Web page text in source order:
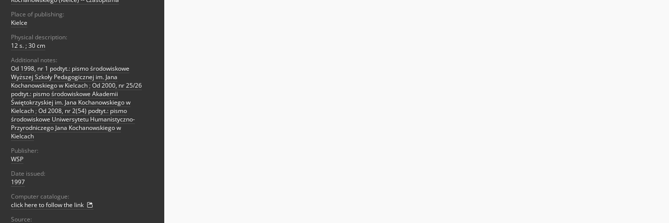
Place of publishing:
Kielce
Physical description:
12 s. ; 30 cm
Additional notes:
Od 1998, nr 1 podtyt.: pismo środowiskowe
Wyższej Szkoły Pedagogicznej im. Jana
Kochanowskiego w Kielcach ; Od 2000, nr 25/26
podtyt.: pismo środowiskowe Akademii
Świętokrzyskiej im. Jana Kochanowskiego w
Kielcach ; Od 2008, nr 2(54) podtyt.: pismo
środowiskowe Uniwersytetu Humanistyczno-
Przyrodniczego Jana Kochanowskiego w
Kielcach
Publisher:
WSP
Date issued:
1997
Computer catalogue:
click here to follow the link
Source: